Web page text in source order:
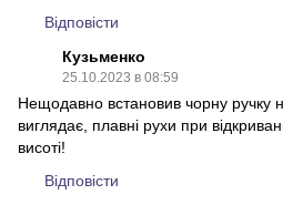
Відповісти
Кузьменко
25.10.2023 в 08:59
Нещодавно встановив чорну ручку
виглядає, плавні рухи при
висоті!
Відповісти